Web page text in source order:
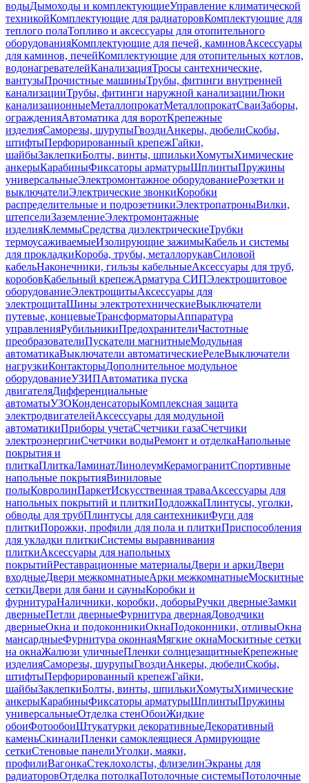
водыДымоходы и комплектующиеУправление климатической
техникойКомплектующие для радиаторовКомплектующие для
теплого полаТопливо и аксессуары для отопительного
оборудованияКомплектующие для печей, каминовАксессуары
для каминов, печейКомплектующие для отопительных котлов,
водонагревателейКанализацияТросы сантехнические,
вантузыПрочистные машиныТрубы, фитинги внутренней
канализацииТрубы, фитинги наружной канализацииЛюки
канализационныеМеталлопрокатМеталлопрокатСваиЗаборы,
огражденияАвтоматика для воротКрепежные
изделияСаморезы, шурупыГвоздиАнкеры, дюбелиСкобы,
штифтыПерфорированный крепежГайки,
шайбыЗаклепкиБолты, винты, шпилькиХомутыХимические
анкерыКарабиныФиксаторы арматурыШплинтыПружины
универсальныеЭлектромонтажное оборудованиеРозетки и
выключателиЭлектрические звонкиКоробки
распределительные и подрозетникиЭлектропатроныВилки,
штепселиЗаземлениеЭлектромонтажные
изделияКлеммыСредства диэлектрическиеТрубки
термоусаживаемыеИзолирующие зажимыКабель и системы
для прокладкиКороба, трубы, металлорукавСиловой
кабельНаконечники, гильзы кабельныеАксессуары для труб,
коробовКабельный крепежАрматура СИПЭлектрощитовое
оборудованиеЭлектрощитыАксессуары для
электрощитаШины электротехническиеВыключатели
путевые, концевыеТрансформаторыАппаратура
управленияРубильникиПредохранителиЧастотные
преобразователиПускатели магнитныеМодульная
автоматикаВыключатели автоматическиеРелеВыключатели
нагрузкиКонтакторыДополнительное модульное
оборудованиеУЗИПАвтоматика пуска
двигателяДифференциальные
автоматыУЗОКонденсаторыКомплексная защита
электродвигателейАксессуары для модульной
автоматикиПриборы учетаСчетчики газаСчетчики
электроэнергииСчетчики водыРемонт и отделкаНапольные
покрытия и
плиткаПлиткаЛаминатЛинолеумКерамогранитСпортивные
напольные покрытияВиниловые
полыКовролинПаркетИскусственная траваАксессуары для
напольных покрытий и плиткиПодложкаПлинтусы, уголки,
обводы для трубПлинтусы для сантехникиФуги для
плиткиПорожки, профили для пола и плиткиПриспособления
для укладки плиткиСистемы выравнивания
плиткиАксессуары для напольных
покрытийРеставрационные материалыДвери и аркиДвери
входныеДвери межкомнатныеАрки межкомнатныеМоскитные
сеткиДвери для бани и сауныКоробки и
фурнитураНаличники, коробки, доборыРучки дверныеЗамки
дверныеПетли дверныеФурнитура двернаяДоводчики
дверныеОкна и подоконникиОкнаПодоконники, отливыОкна
мансардныеФурнитура оконнаяМягкие окнаМоскитные сетки
на окнаЖалюзи уличныеПленки солнцезащитныеКрепежные
изделияСаморезы, шурупыГвоздиАнкеры, дюбелиСкобы,
штифтыПерфорированный крепежГайки,
шайбыЗаклепкиБолты, винты, шпилькиХомутыХимические
анкерыКарабиныФиксаторы арматурыШплинтыПружины
универсальныеОтделка стенОбоиЖидкие
обоиФотообоиШтукатурки декоративныеДекоративный
каменьСкиналиПленки самоклеящиеся Армирующие
сеткиСтеновые панелиУголки, маяки,
профилиВагонкаСтеклохолсты, флизелинЭкраны для
радиаторовОтделка потолкаПотолочные системыПотолочные